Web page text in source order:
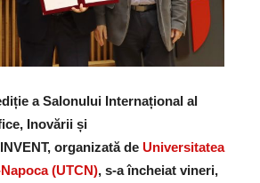
a Salonului Internațional al
Inovării și
organizată de Universitatea
(UTCN), s-a încheiat vineri,